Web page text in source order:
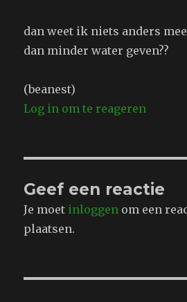
dan weet ik niets anders
dan minder water geven??
(beanest)
Log in om te reageren
Geef een reactie
Je moet inloggen om een
plaatsen.